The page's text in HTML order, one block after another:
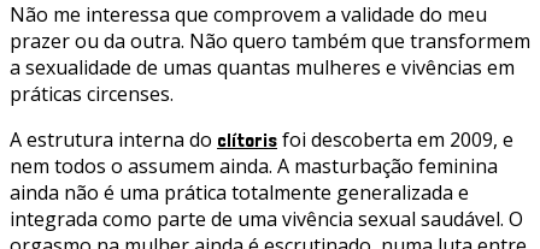
Não me interessa que comprovem a validade do meu
prazer ou da outra. Não quero também que transformem
a sexualidade de umas quantas mulheres e vivências em
práticas circenses.
A estrutura interna do clítoris foi descoberta em 2009, e
nem todos o assumem ainda. A masturbação feminina
ainda não é uma prática totalmente generalizada e
integrada como parte de uma vivência sexual saudável. O